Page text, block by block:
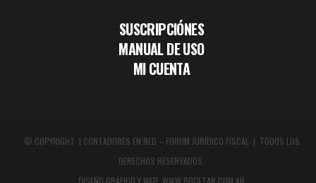
SUSCRIPCIÓNES
MANUAL DE USO
MI CUENTA
© COPYRIGHT | CONTADORES EN RED – FORUM JURÍDICO FISCAL | TODOS LOS
DERECHOS RESERVADOS.
DISEÑO GRÁFICO Y WEB: WWW.BOCETAR.COM.AR